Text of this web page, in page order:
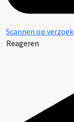
Scannen op verzoek
Reageren